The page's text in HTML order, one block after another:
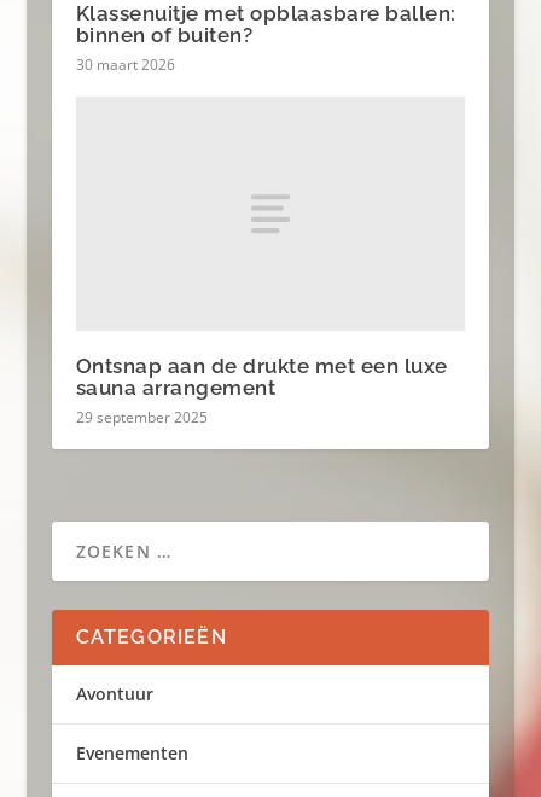
Klassenuitje met opblaasbare ballen:
binnen of buiten?
30 maart 2026
Ontsnap aan de drukte met een luxe
sauna arrangement
29 september 2025
CATEGORIEËN
Avontuur
Evenementen